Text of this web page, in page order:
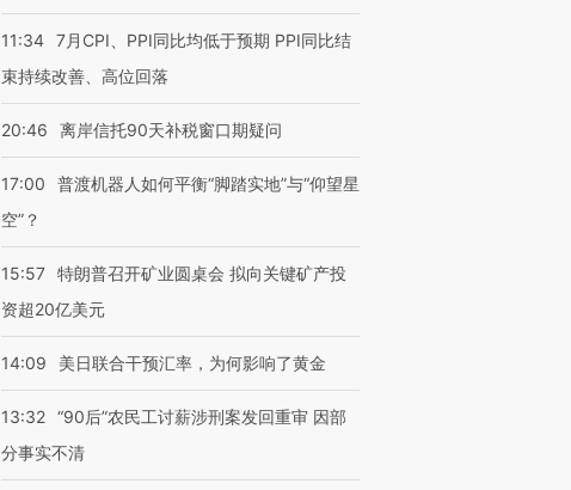
11:34 7月CPI、PPI同比均低于预期 PPI同比结
束持续改善、高位回落
20:46 离岸信托90天补税窗口期疑问
17:00
普渡机器人如何平衡“脚踏实地”与“仰望星
空”？
15:57 特朗普召开矿业圆桌会 拟向关键矿产投
资超20亿美元
14:09 美日联合干预汇率，为何影响了黄金
13:32 “90后”农民工讨薪涉刑案发回重审 因部
分事实不清